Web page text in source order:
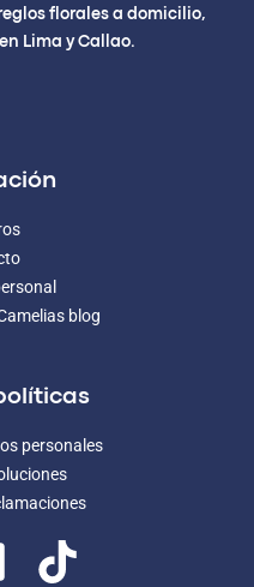
florales a domicilio,
Lima y Callao.
blog
personales